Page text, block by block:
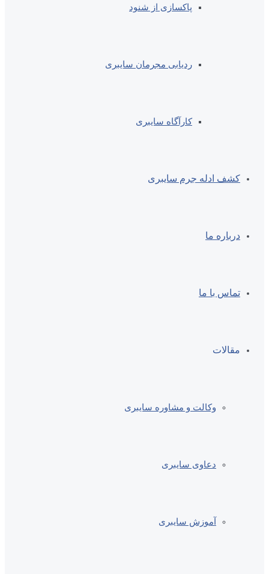
پاکسازی از شنود
ردیابی مجرمان سایبری
کارآگاه سایبری
کشف ادله جرم سایبری
درباره ما
تماس با ما
مقالات
وکالت و مشاوره سایبری
دعاوی سایبری
آموزش سایبری